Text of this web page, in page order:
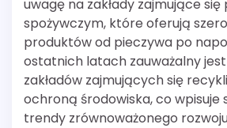
uwagę na zakłady zajmujące
spożywczym, które oferują
produktów od pieczywa po
ostatnich latach zauważalny
zakładów zajmujących się
ochroną środowiska, co wpisuje
trendy zrównoważonego